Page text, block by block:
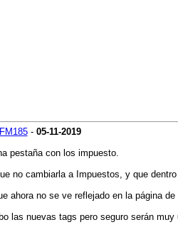
FM185- 05-11-2019
pestaña con los impuesto.
no cambiarla a Impuestos, y que
ahora no se ve reflejado en la página
las nuevas tags pero seguro serán